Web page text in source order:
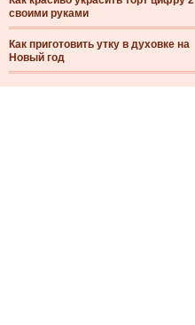
своими руками
Как приготовить утку в духовке на
Новый год